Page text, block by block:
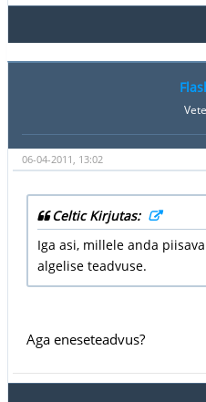
06-04-2011, 13:02
Celtic Kirjutas:
Iga asi, millele anda
algelise teadvuse.
Aga eneseteadvus?